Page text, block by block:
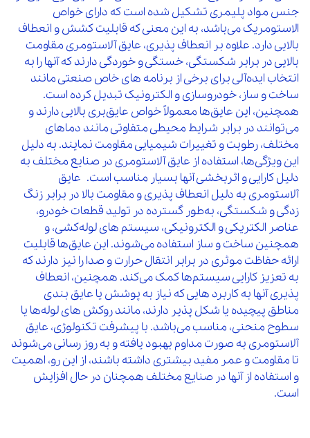
جنس مواد پلیمری تشکیل شده است که دارای خواص
الاستومریک می‌باشد، به این معنی که قابلیت کشش و انعطاف
بالایی دارد. علاوه بر انعطاف‌ پذیری، عایق‌ آلاستومری مقاومت
بالایی در برابر شکستگی، خستگی و خوردگی دارند که آنها را به
انتخاب ایده‌آلی برای برخی از برنامه‌ های خاص صنعتی مانند
ساخت و ساز، خودروسازی و الکترونیک تبدیل کرده است.
همچنین، این عایق‌ها معمولاً خواص عایق‌بری بالایی دارند و
می‌توانند در برابر شرایط محیطی متفاوتی مانند دماهای
مختلف، رطوبت و تغییرات شیمیایی مقاومت نمایند. به دلیل
این ویژگی‌ها، استفاده از عایق‌ آلاستومری در صنایع مختلف به
دلیل کارایی و اثربخشی آنها بسیار مناسب است. عایق‌
آلاستومری به دلیل انعطاف پذیری و مقاومت بالا در برابر زنگ
زدگی و شکستگی، به‌طور گسترده در تولید قطعات خودرو،
عناصر الکتریکی و الکترونیکی، سیستم‌ های لوله‌کشی، و
همچنین ساخت و ساز استفاده می‌شوند. این عایق‌ها قابلیت
ارائه حفاظت موثری در برابر انتقال حرارت و صدا را نیز دارند که
به تعزیز کارایی سیستم‌ها کمک می‌کند. همچنین، انعطاف
پذیری آنها به کاربرد هایی که نیاز به پوشش یا عایق‌ بندی
مناطق پیچیده یا شکل‌ پذیر دارند، مانند روکش‌ های لوله‌ها یا
سطوح منحنی، مناسب می‌باشد. با پیشرفت تکنولوژی، عایق‌
آلاستومری به صورت مداوم بهبود یافته و به روز رسانی می‌شوند
تا مقاومت و عمر مفید بیشتری داشته باشند، از این رو، اهمیت
و استفاده از آنها در صنایع مختلف همچنان در حال افزایش
است.